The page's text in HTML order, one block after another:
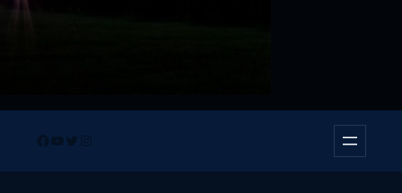
Facebook
YouTube
TwitterInstagram